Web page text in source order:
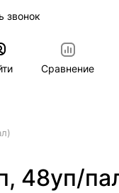
звонок
Сравнение
48уп/